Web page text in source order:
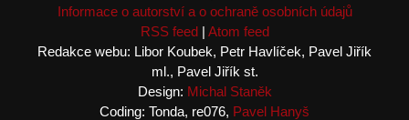
Informace o autorství a o ochraně osobních údajů
RSS feed| Atom feed
Redakce webu: Libor Koubek, Petr Havlíček, Pavel Jiřík
ml., Pavel Jiřík st.
Design: Michal Staněk
Coding: Tonda, re076, Pavel Hanyš